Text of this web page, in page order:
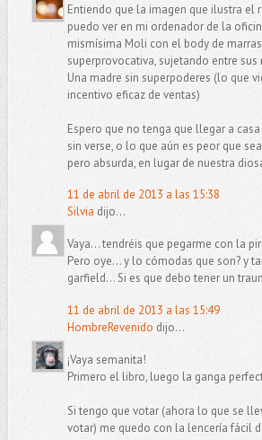
Entiendo que la imagen que ilustra el
puedo ver en mi ordenador de la
mismísima Moli con el body de
superprovocativa, sujetando entre
Una madre sin superpoderes (lo que
incentivo eficaz de ventas)
Espero que no tenga que llegar a
sin verse, o lo que aún es peor que
pero absurda, en lugar de nuestra
11 de abril de 2013 a las 15:38
Silvia dijo...
Vaya... tendréis que pegarme con la
Pero oye... y lo cómodas que son? y
garfield... Si es que debo tener un
11 de abril de 2013 a las 15:49
HombreRevenido dijo...
¡Vaya semanita!
Primero el libro, luego la ganga
Si tengo que votar (ahora lo que se
votar) me quedo con la lencería fácil